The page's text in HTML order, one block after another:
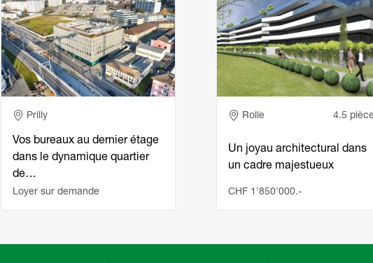
Adresse
Prilly
Vos bureaux au dernier étage
dans le dynamique quartier
de…
Loyer sur demande
Adresse
Rolle 4.5
Un joyau architectural dans
un cadre majestueux
CHF 1'850'000.-